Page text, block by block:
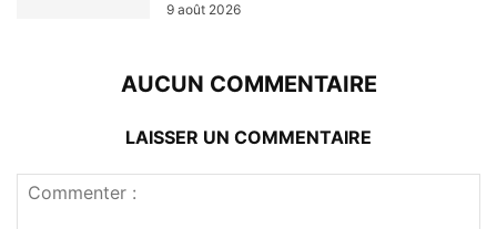
9 août 2026
AUCUN COMMENTAIRE
LAISSER UN COMMENTAIRE